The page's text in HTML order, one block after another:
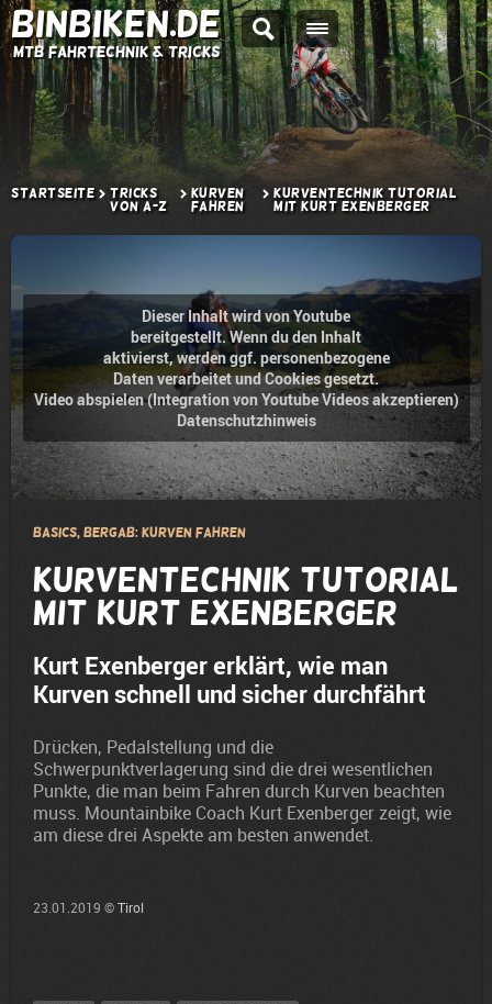
BINBIKEN.DE
MTB Fahrtechnik & Tricks
Startseite
Tricks
von A-Z
Kurven
fahren
Kurventechnik Tutorial
mit Kurt Exenberger
Dieser Inhalt wird von Youtube
bereitgestellt. Wenn du den Inhalt
aktivierst, werden ggf. personenbezogene
Daten verarbeitet und Cookies gesetzt.
Video abspielen (Integration von Youtube Videos akzeptieren)
Datenschutzhinweis
Basics, Bergab: Kurven fahren
Kurventechnik Tutorial
mit Kurt Exenberger
Kurt Exenberger erklärt, wie man
Kurven schnell und sicher durchfährt
Drücken, Pedalstellung und die
Schwerpunktverlagerung sind die drei wesentlichen
Punkte, die man beim Fahren durch Kurven beachten
muss. Mountainbike Coach Kurt Exenberger zeigt, wie
am diese drei Aspekte am besten anwendet.
23.01.2019 © Tirol